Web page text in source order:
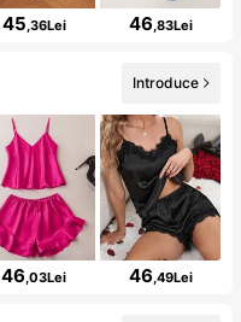
45,36Lei 46,83Lei
Introduce
46,03Lei 46,49Lei